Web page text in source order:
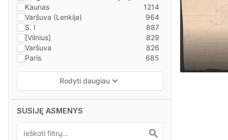
SUSIJĘ ASMENYS